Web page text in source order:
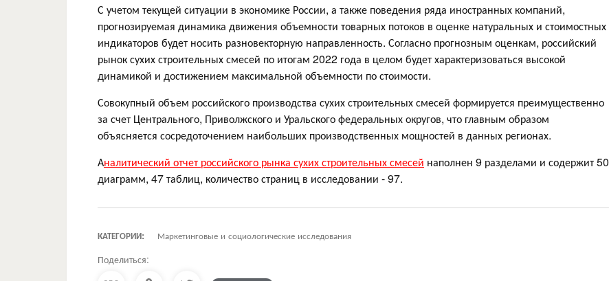
С учетом текущей ситуации в экономике России, а также поведения ряда иностранных компаний,
прогнозируемая динамика движения объемности товарных потоков в оценке натуральных и стоимостных
индикаторов будет носить разновекторную направленность. Согласно прогнозным оценкам, российский
рынок сухих строительных смесей по итогам 2022 года в целом будет характеризоваться высокой
динамикой и достижением максимальной объемности по стоимости.
Совокупный объем российского производства сухих строительных смесей формируется преимущественно
за счет Центрального, Приволжского и Уральского федеральных округов, что главным образом
объясняется сосредоточением наибольших производственных мощностей в данных регионах.
Аналитический отчет российского рынка сухих строительных смесей наполнен 9 разделами и содержит 50
диаграмм, 47 таблиц, количество страниц в исследовании - 97.
КАТЕГОРИИ: Маркетинговые и социологические исследования
Поделиться: